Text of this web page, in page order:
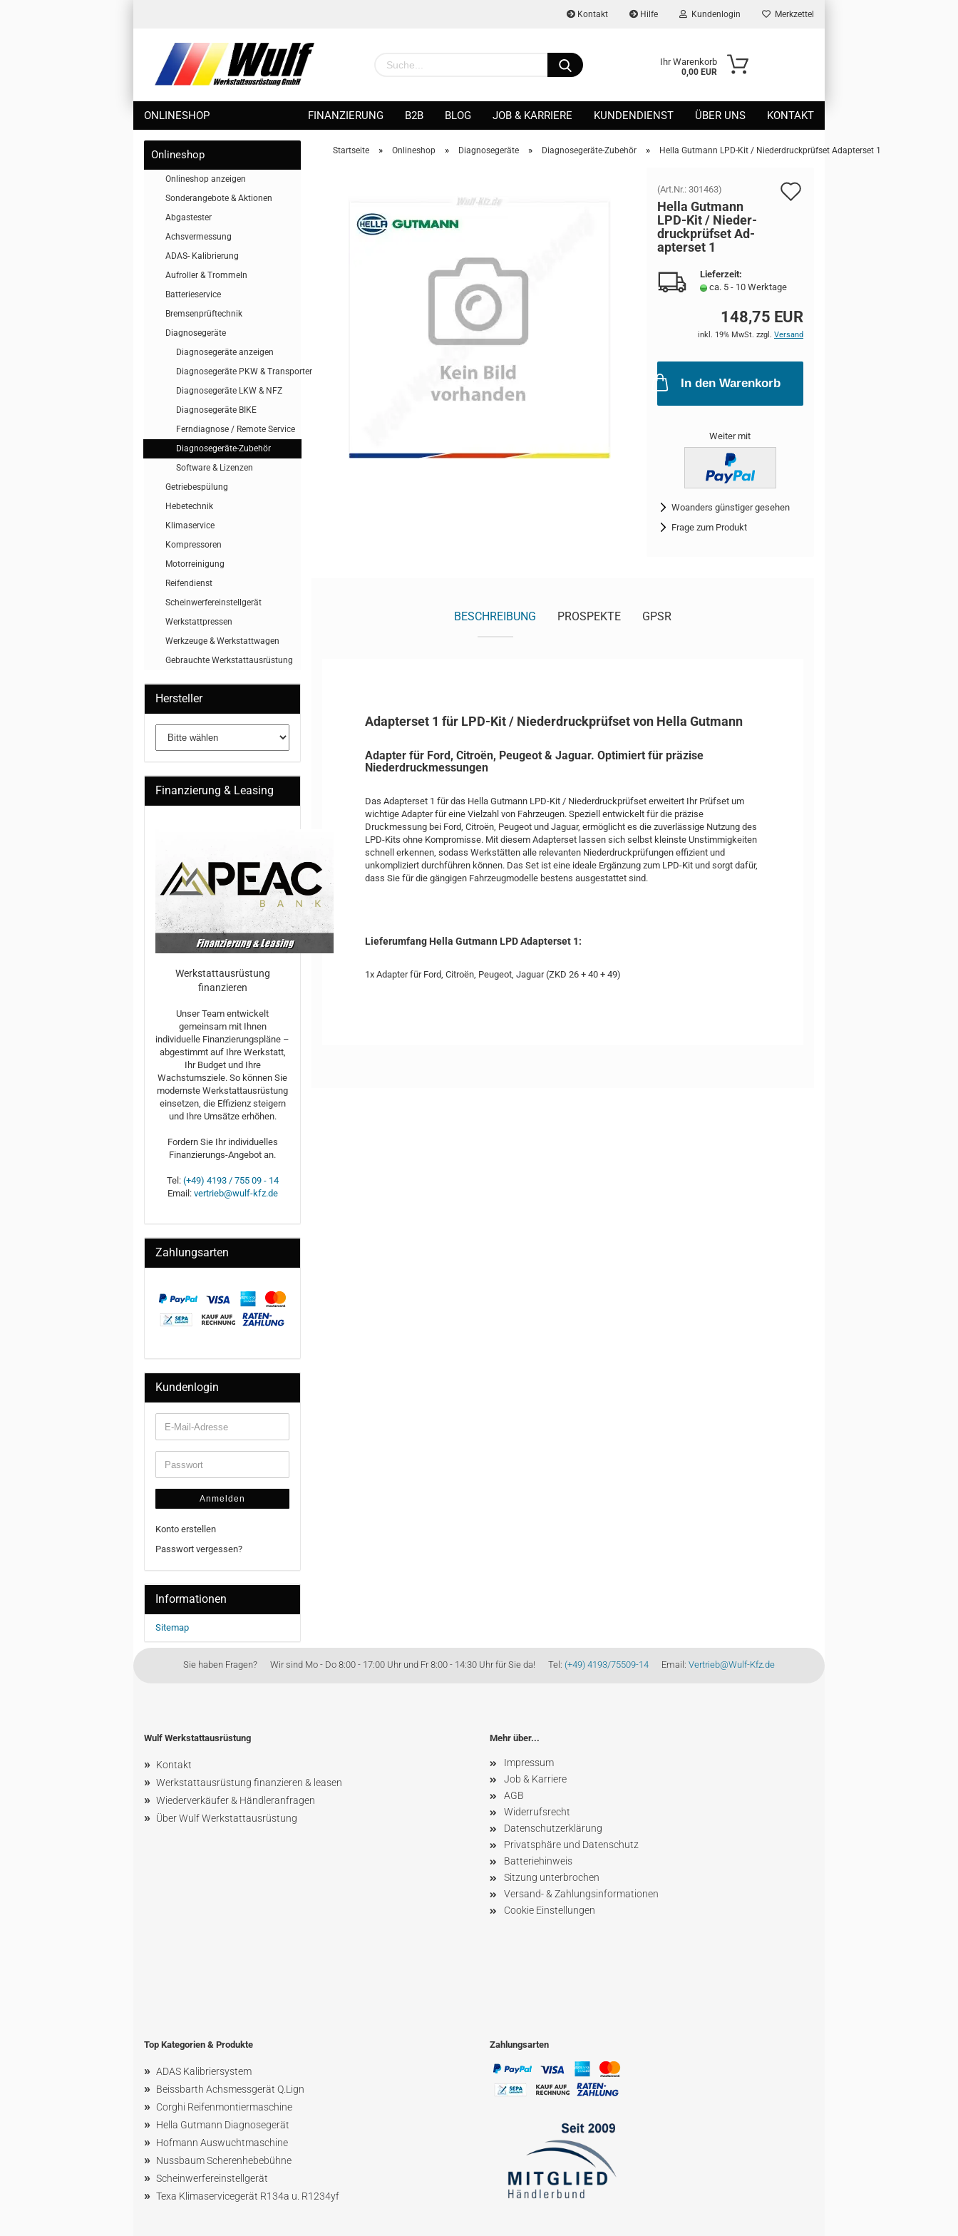
Kontakt Hilfe Kundenlogin Merkzettel
Ihr Warenkorb
0,00 EUR
ONLINESHOP FINANZIERUNG B2B BLOG JOB & KARRIERE KUNDENDIENST ÜBER UNS KONTAKT
Startseite » Onlineshop » Diagnosegeräte » Diagnosegeräte-Zubehör » Hella Gutmann LPD-Kit / Niederdruckprüfset Adapterset 1
(Art.Nr.: 301463)
Hella Gut­mann
LPD-​Kit / Nie­der­
druck­prüf­set Ad­
ap­ter­set 1
Lieferzeit:
ca. 5 - 10 Werktage
148,75 EUR
inkl. 19% MwSt. zzgl. Versand
In den Warenkorb
Weiter mit
Woanders günstiger gesehen
Frage zum Produkt
BESCHREIBUNG PROSPEKTE GPSR
Adapterset 1 für LPD-Kit / Niederdruckprüfset von Hella Gutmann
Adapter für Ford, Citroën, Peugeot & Jaguar. Optimiert für präzise
Niederdruckmessungen
Das Adapterset 1 für das Hella Gutmann LPD-Kit / Niederdruckprüfset erweitert Ihr Prüfset um
wichtige Adapter für eine Vielzahl von Fahrzeugen. Speziell entwickelt für die präzise
Druckmessung bei Ford, Citroën, Peugeot und Jaguar, ermöglicht es die zuverlässige Nutzung des
LPD-Kits ohne Kompromisse. Mit diesem Adapterset lassen sich selbst kleinste Unstimmigkeiten
schnell erkennen, sodass Werkstätten alle relevanten Niederdruckprüfungen effizient und
unkompliziert durchführen können. Das Set ist eine ideale Ergänzung zum LPD-Kit und sorgt dafür,
dass Sie für die gängigen Fahrzeugmodelle bestens ausgestattet sind.
Lieferumfang Hella Gutmann LPD Adapterset 1:
1x Adapter für Ford, Citroën, Peugeot, Jaguar (ZKD 26 + 40 + 49)
Onlineshop
Onlineshop anzeigen
Sonderangebote & Aktionen
Abgastester
Achsvermessung
ADAS- Kalibrierung
Aufroller & Trommeln
Batterieservice
Bremsenprüftechnik
Diagnosegeräte
Diagnosegeräte anzeigen
Diagnosegeräte PKW & Transporter
Diagnosegeräte LKW & NFZ
Diagnosegeräte BIKE
Ferndiagnose / Remote Service
Diagnosegeräte-Zubehör
Software & Lizenzen
Getriebespülung
Hebetechnik
Klimaservice
Kompressoren
Motorreinigung
Reifendienst
Scheinwerfereinstellgerät
Werkstattpressen
Werkzeuge & Werkstattwagen
Gebrauchte Werkstattausrüstung
Hersteller
Finanzierung & Leasing
Werkstattausrüstung
finanzieren
Unser Team entwickelt
gemeinsam mit Ihnen
individuelle Finanzierungspläne –
abgestimmt auf Ihre Werkstatt,
Ihr Budget und Ihre
Wachstumsziele. So können Sie
modernste Werkstattausrüstung
einsetzen, die Effizienz steigern
und Ihre Umsätze erhöhen.
Fordern Sie Ihr individuelles
Finanzierungs-Angebot an.
Tel: (+49) 4193 / 755 09 - 14
Email: vertrieb@wulf-kfz.de
Zahlungsarten
Kundenlogin
Anmelden
Konto erstellen
Passwort vergessen?
Informationen
Sitemap
Sie haben Fragen? Wir sind Mo - Do 8:00 - 17:00 Uhr und Fr 8:00 - 14:30 Uhr für Sie da! Tel: (+49) 4193/75509-14 Email: Vertrieb@Wulf-Kfz.de
Wulf Werkstattausrüstung
» Kontakt
» Werkstattausrüstung finanzieren & leasen
» Wiederverkäufer & Händleranfragen
» Über Wulf Werkstattausrüstung
Mehr über...
Impressum
Job & Karriere
AGB
Widerrufsrecht
Datenschutzerklärung
Privatsphäre und Datenschutz
Batteriehinweis
Sitzung unterbrochen
Versand- & Zahlungsinformationen
Cookie Einstellungen
Top Kategorien & Produkte
» ADAS Kalibriersystem
» Beissbarth Achsmessgerät Q.Lign
» Corghi Reifenmontiermaschine
» Hella Gutmann Diagnosegerät
» Hofmann Auswuchtmaschine
» NussbaumScherenhebebühne
» Scheinwerfereinstellgerät
» Texa Klimaservicegerät R134a u. R1234yf
Zahlungsarten